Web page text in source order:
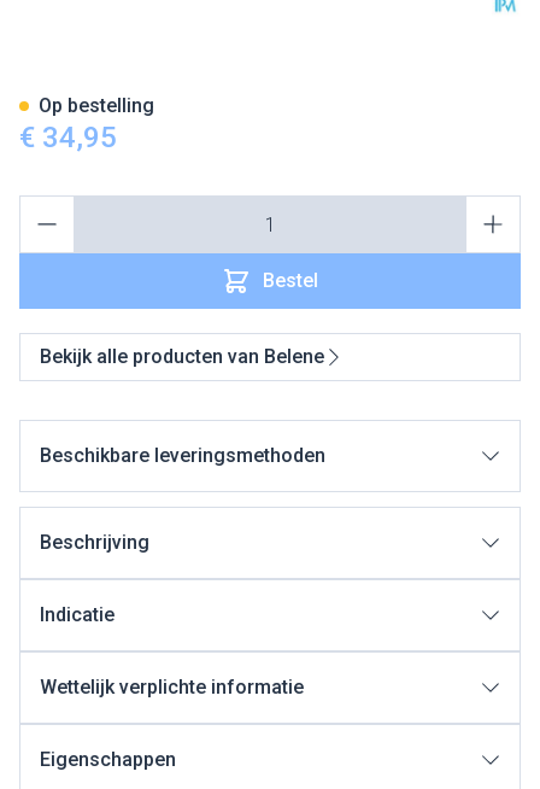
€ 34,95
Bestel
Op bestelling
Bekijk alle producten van Belene
Beschikbare leveringsmethoden
Beschrijving
Indicatie
Wettelijk verplichte informatie
Eigenschappen